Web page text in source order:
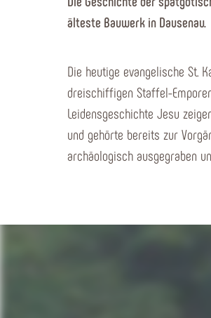
älteste Bauwerk in Dausenau.
Die heutige evangelische St.
dreischiffigen Staffel-
Leidensgeschichte Jesu
und gehörte bereits zur
archäologisch ausgegraben